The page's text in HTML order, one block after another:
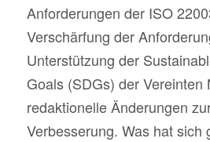
Anforderungen der ISO
Verschärfung der
Unterstützung der
Goals (SDGs) der Vereinten
redaktionelle Änderungen
Verbesserung. Was hat sich